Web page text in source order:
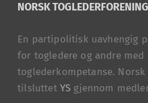
NORSK TOGLEDERFORENING
En partipolitisk uavhengig
for togledere og andre med
toglederkompetanse.
tilsluttet YS gjennom